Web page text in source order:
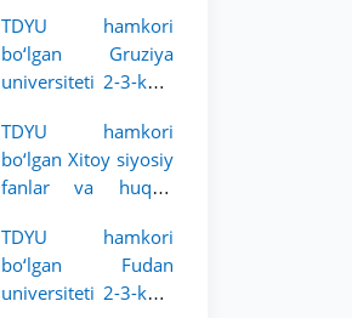
e’lon qildi
bosqich talabalari
uchun akademik
mobillik dasturini
TDYU hamkori
bo‘lgan Gruziya
universiteti 2-3-kurs
akademik mobillik
dasturini e’lon qildi
TDYU hamkori
bo‘lgan Xitoy siyosiy
fanlar va huquq
talabalari uchun
akademik mobillik
dasturini e’lon qildi
TDYU hamkori
bo‘lgan Fudan
universiteti 2-3-kurs